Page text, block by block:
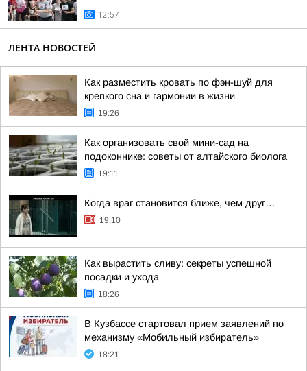
12:57
ЛЕНТА НОВОСТЕЙ
Как разместить кровать по фэн-шуй для
крепкого сна и гармонии в жизни
19:26
Как организовать свой мини-сад на
подоконнике: советы от алтайского биолога
19:11
Когда враг становится ближе, чем друг…
19:10
Как вырастить сливу: секреты успешной
посадки и ухода
18:26
В Кузбассе стартовал прием заявлений по
механизму «Мобильный избиратель»
18:21